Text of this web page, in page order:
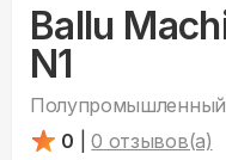
Ballu
N1
0
0 отзывов(а)